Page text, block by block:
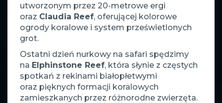
utworzonym przez 20-metrowe ergi
oraz Claudia Reef, oferującej kolorowe
ogrody koralowe i system prześwietlonych
grot.
Ostatni dzień nurkowy na safari spędzimy
na Elphinstone Reef, która słynie z częstych
spotkań z rekinami białopłetwymi
oraz pięknych formacji koralowych
zamieszkanych przez różnorodne zwierzęta.